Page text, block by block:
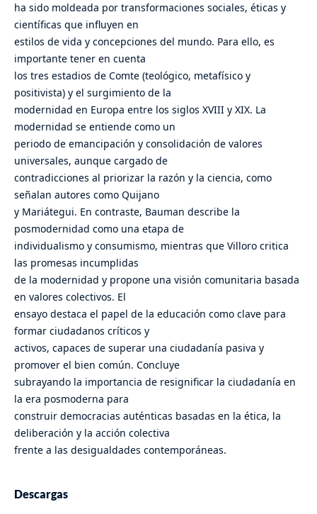
ha sido moldeada por transformaciones sociales, éticas y
científicas que influyen en
estilos de vida y concepciones del mundo. Para ello, es
importante tener en cuenta
los tres estadios de Comte (teológico, metafísico y
positivista) y el surgimiento de la
modernidad en Europa entre los siglos XVIII y XIX. La
modernidad se entiende como un
periodo de emancipación y consolidación de valores
universales, aunque cargado de
contradicciones al priorizar la razón y la ciencia, como
señalan autores como Quijano
y Mariátegui. En contraste, Bauman describe la
posmodernidad como una etapa de
individualismo y consumismo, mientras que Villoro critica
las promesas incumplidas
de la modernidad y propone una visión comunitaria basada
en valores colectivos. El
ensayo destaca el papel de la educación como clave para
formar ciudadanos críticos y
activos, capaces de superar una ciudadanía pasiva y
promover el bien común. Concluye
subrayando la importancia de resignificar la ciudadanía en
la era posmoderna para
construir democracias auténticas basadas en la ética, la
deliberación y la acción colectiva
frente a las desigualdades contemporáneas.
Descargas